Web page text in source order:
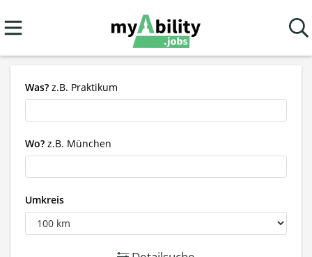
Was? z.B. Praktikum
Wo? z.B. München
Umkreis